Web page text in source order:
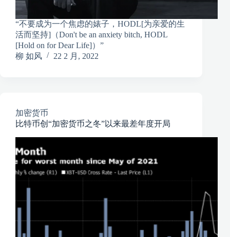
“不要成为一个焦虑的婊子，HODL[为亲爱的生
活而坚持]（Don't be an anxiety bitch, HODL
[Hold on for Dear Life]）”
柳 如风
22 2 月, 2022
加密货币
比特币创“加密货币之冬”以来最差年度开局